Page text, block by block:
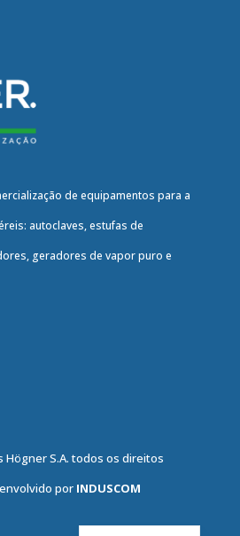
de equipamentos para a
autoclaves, estufas de
geradores de vapor puro e
S.A. todos os direitos
por INDUSCOM